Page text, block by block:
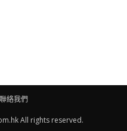
聯絡我們
All rights reserved.